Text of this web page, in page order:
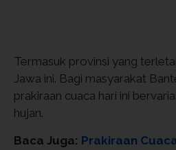
Termasuk provinsi yang
Jawa ini. Bagi masyarakat
prakiraan cuaca hari ini
hujan.
Baca Juga: Prakiraan